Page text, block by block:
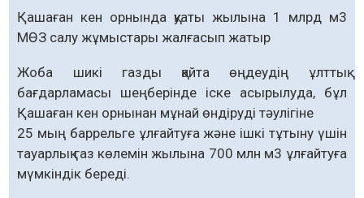
Қашаған кен орнында қуаты жылына 1 млрд м3
МӨЗ салу жұмыстары жалғасып жатыр
Жоба шикі газды қайта өңдеудің ұлттық
бағдарламасы шеңберінде іске асырылуда, бұл
Қашаған кен орнынан мұнай өндіруді тәулігіне
25 мың баррельге ұлғайтуға және ішкі тұтыну үшін
тауарлық газ көлемін жылына 700 млн м3 ұлғайтуға
мүмкіндік береді.